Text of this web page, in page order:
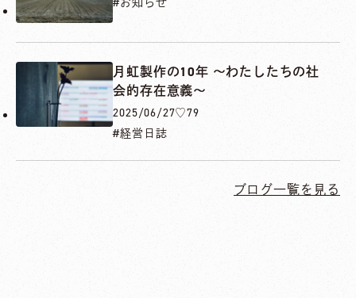
お知らせ
月虹製作の10年 〜わたしたちの社
会的存在意義〜
2025/06/27♡79
経営日誌
ブログ一覧を見る